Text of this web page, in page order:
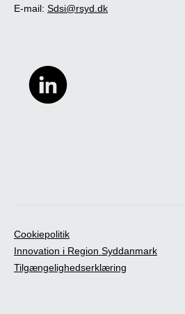
E-mail: Sdsi@rsyd.dk
Cookiepolitik
Innovation i Region Syddanmark
Tilgængelighedserklæring